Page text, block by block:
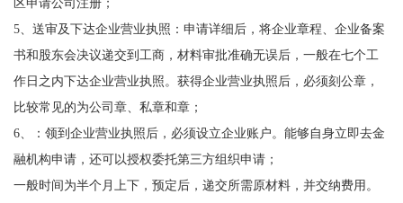
5、送审及下达企业营业执照：申请详细后，将企业章程、企业备案
书和股东会决议递交到工商，材料审批准确无误后，一般在七个工
作日之内下达企业营业执照。获得企业营业执照后，必须刻公章，
比较常见的为公司章、私章和章；
6、：领到企业营业执照后，必须设立企业账户。能够自身立即去金
融机构申请，还可以授权委托第三方组织申请；
一般时间为半个月上下，预定后，递交所需原材料，并交纳费用。